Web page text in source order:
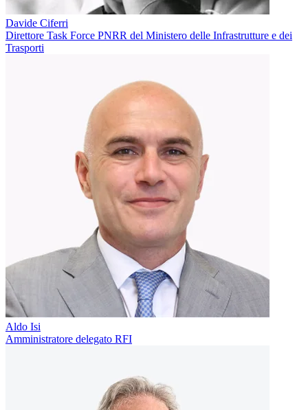
Davide Ciferri
Direttore Task Force PNRR del Ministero delle Infrastrutture e dei
Trasporti
Aldo Isi
Amministratore delegato RFI